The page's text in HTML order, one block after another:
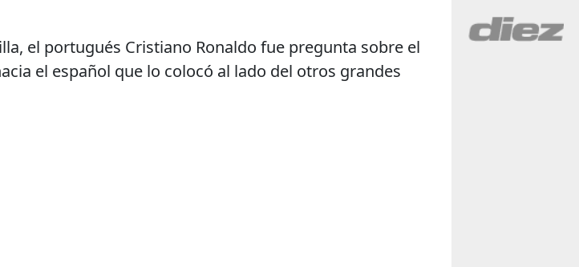
el portugués Cristiano Ronaldo fue pregunta sobre el
el español que lo colocó al lado del otros grandes